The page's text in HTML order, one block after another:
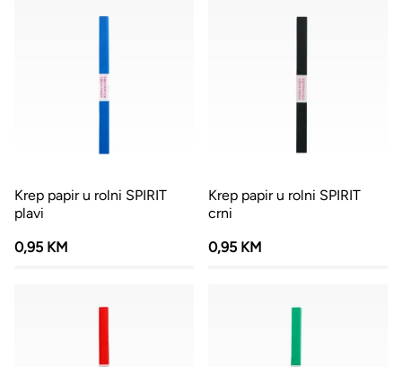
Krep papir u rolni SPIRIT
plavi
0,95 KM
Krep papir u rolni SPIRIT
crni
0,95 KM